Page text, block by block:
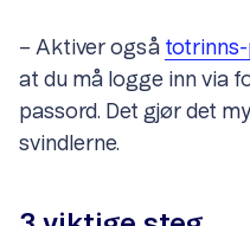
– Aktiver også
at du må logge inn via
passord. Det gjør det
svindlerne.